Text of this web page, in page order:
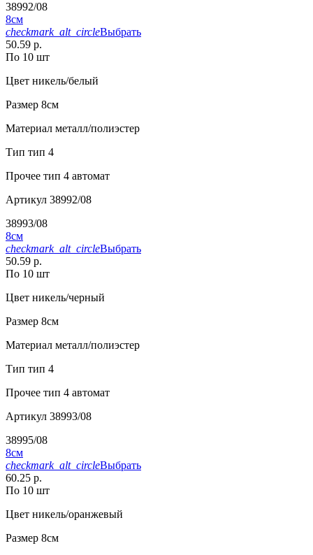
38992/08
8см
checkmark_alt_circleВыбрать
50.59 р.
По 10 шт
Цвет никель/белый
Размер 8см
Материал металл/полиэстер
Тип тип 4
Прочее тип 4 автомат
Артикул 38992/08
38993/08
8см
checkmark_alt_circleВыбрать
50.59 р.
По 10 шт
Цвет никель/черный
Размер 8см
Материал металл/полиэстер
Тип тип 4
Прочее тип 4 автомат
Артикул 38993/08
38995/08
8см
checkmark_alt_circleВыбрать
60.25 р.
По 10 шт
Цвет никель/оранжевый
Размер 8см